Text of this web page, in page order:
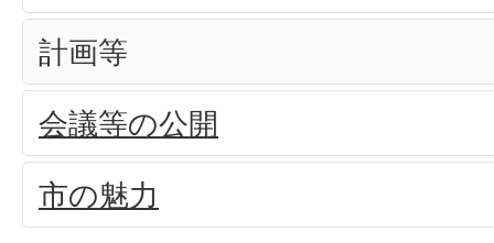
計画等
会議等の公開
市の魅力